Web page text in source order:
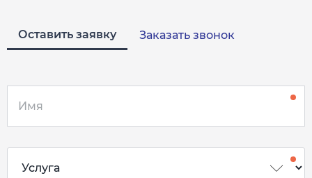
Оставить заявку Заказать звонок